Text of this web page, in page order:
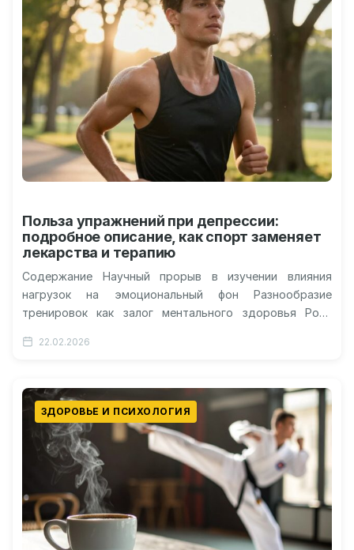
Польза упражнений при депрессии:
подробное описание, как спорт заменяет
лекарства и терапию
Содержание Научный прорыв в изучении влияния
нагрузок на эмоциональный фон Разнообразие
тренировок как залог ментального здоровья Роль
восстановления Доступность физических…
22.02.2026
ЗДОРОВЬЕ И ПСИХОЛОГИЯ